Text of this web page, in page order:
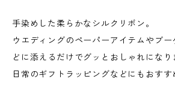
手染めした柔らかなシルクリボン。
ウエディングのペーパーアイテムやブ
どに添えるだけでグッとおしゃれになり
日常のギフトラッピングなどにもおすす